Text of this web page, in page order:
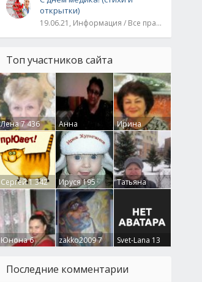
открытки)
19.06.21, Информация / Все праздники
Топ участников сайта
Лена7 436
Анна
Гумлевая0
Ирина
Бруцкая41
Сергей1 342 Ируся195
Татьяна
Крючкова0
Юнона6 zakko20097 Svet-Lana 13
Последние комментарии